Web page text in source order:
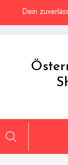
Dein